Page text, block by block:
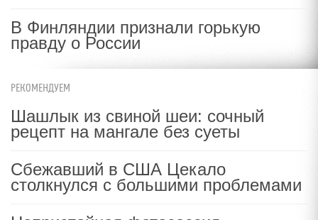
В Финляндии признали горькую
правду о России
РЕКОМЕНДУЕМ
Шашлык из свиной шеи: сочный
рецепт на мангале без суеты
Сбежавший в США Цекало
столкнулся с большими проблемами